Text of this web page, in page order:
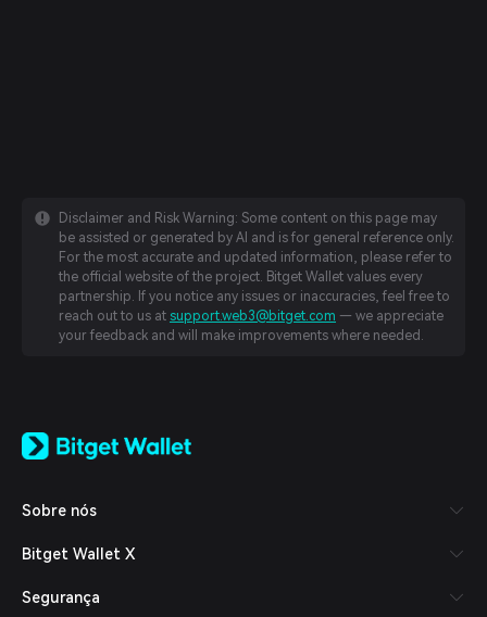
Disclaimer and Risk Warning: Some content on this page may
be assisted or generated by AI and is for general reference only.
For the most accurate and updated information, please refer to
the official website of the project. Bitget Wallet values every
partnership. If you notice any issues or inaccuracies, feel free to
reach out to us at support.web3@bitget.com — we appreciate
your feedback and will make improvements where needed.
日本語
Español (Latinoamérica)
Italiano
Deutsch
Sobre nós
Bitget Wallet X
Segurança